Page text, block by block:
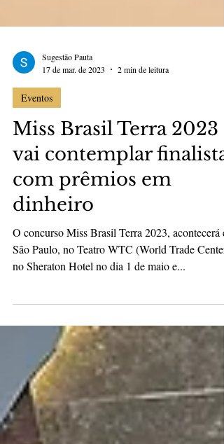
17 de mar. de 2023
2 min de leitura
Eventos
Miss Brasil Terra 2023
vai contemplar
com prêmios em
dinheiro
São Paulo, no Teatro WTC (World Trade Center)